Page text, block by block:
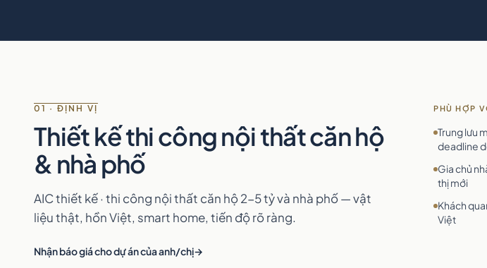
01 · ĐỊNH VỊ
Thiết kế thi công nội thất căn hộ
& nhà phố
AIC thiết kế · thi công nội thất căn hộ 2-5 tỷ và nhà phố — vật
liệu thật, hồn Việt, smart home, tiến độ rõ ràng.
Nhận báo giá cho dự án của anh/chị
PHÙ HỢP
Trung lưu
deadline
Gia chủ
thị mới
Khách
Việt